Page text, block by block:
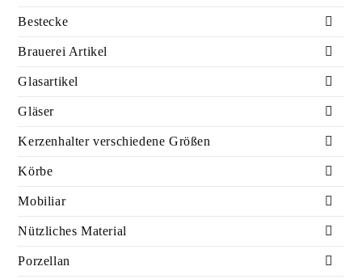
Bestecke
Brauerei Artikel
Glasartikel
Gläser
Kerzenhalter verschiedene Größen
Körbe
Mobiliar
Nützliches Material
Porzellan